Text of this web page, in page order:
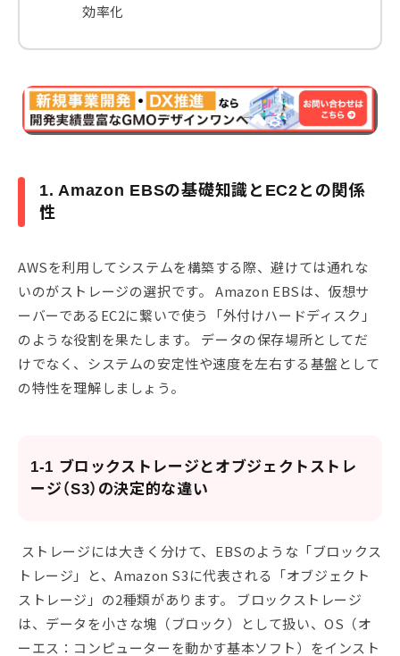
効率化
1. Amazon EBSの基礎知識とEC2との関係
性
AWSを利用してシステムを構築する際、避けては通れな
いのがストレージの選択です。 Amazon EBSは、仮想サ
ーバーであるEC2に繋いで使う「外付けハードディスク」
のような役割を果たします。 データの保存場所としてだ
けでなく、システムの安定性や速度を左右する基盤として
の特性を理解しましょう。
1-1 ブロックストレージとオブジェクトストレ
ージ（S3）の決定的な違い
ストレージには大きく分けて、EBSのような「ブロックス
トレージ」と、Amazon S3に代表される「オブジェクト
ストレージ」の2種類があります。 ブロックストレージ
は、データを小さな塊（ブロック）として扱い、OS（オ
ーエス：コンピューターを動かす基本ソフト）をインスト